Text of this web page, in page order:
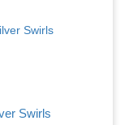
Swirls